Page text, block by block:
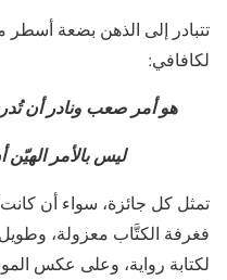
تتبادر إلى الذهن بضعة
لكافافي:
هو أمر صعب ونادر أن
ليس بالأمر
تمثل كل جائزة، سواء أن
فغرفة الكتَّاب معزولة،
لكتابة رواية، وعلى عكس